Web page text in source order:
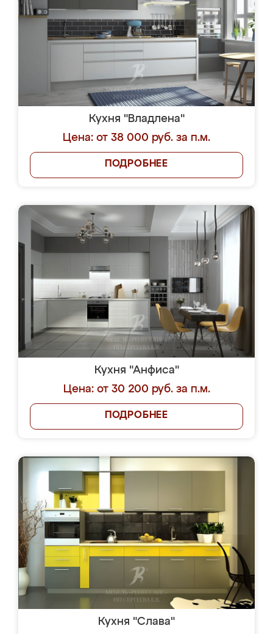
Кухня "Владлена"
Цена: от 38 000 руб. за п.м.
ПОДРОБНЕЕ
Кухня "Анфиса"
Цена: от 30 200 руб. за п.м.
ПОДРОБНЕЕ
Кухня "Слава"